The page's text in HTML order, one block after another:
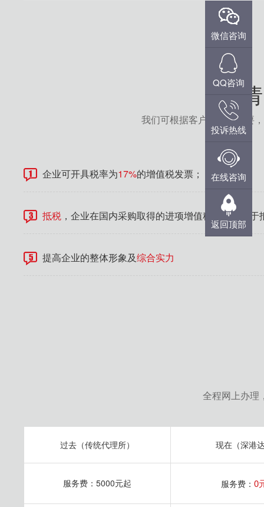
申
我们可根据客户发展的需要
企业可开具税率为17%的增值税发票；
抵税 ，企业在国内采购取得的进项增值税发票可用于
提高企业的整体形象及综合实力
全程网上办理
过去（传统代理所） 现在（深港
服务费：5000元起 服务费： 0
微信咨询
QQ咨询
投诉热线
在线咨询
返回顶部